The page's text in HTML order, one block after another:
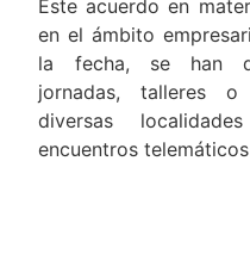
Este acuerdo en
en el ámbito
la fecha, se han
jornadas, talleres o
diversas
encuentros